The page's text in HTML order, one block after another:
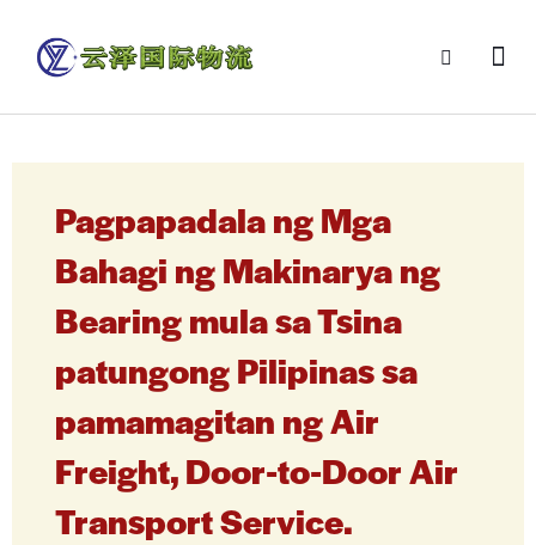
Pagpapadala ng Mga
Bahagi ng Makinarya ng
Bearing mula sa Tsina
patungong Pilipinas sa
pamamagitan ng Air
Freight, Door-to-Door Air
Transport Service.